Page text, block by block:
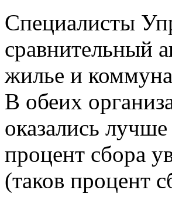
Специалисты
сравнительный
жилье и
В обеих
оказались
процент сбора
(таков процент